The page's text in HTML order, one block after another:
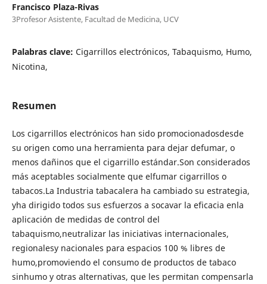
Francisco Plaza-Rivas
3Profesor Asistente, Facultad de Medicina, UCV
Palabras clave: Cigarrillos electrónicos, Tabaquismo, Humo,
Nicotina,
Resumen
Los cigarrillos electrónicos han sido promocionadosdesde
su origen como una herramienta para dejar defumar, o
menos dañinos que el cigarrillo estándar.Son considerados
más aceptables socialmente que elfumar cigarrillos o
tabacos.La Industria tabacalera ha cambiado su estrategia,
yha dirigido todos sus esfuerzos a socavar la eficacia enla
aplicación de medidas de control del
tabaquismo,neutralizar las iniciativas internacionales,
regionalesy nacionales para espacios 100 % libres de
humo,promoviendo el consumo de productos de tabaco
sinhumo y otras alternativas, que les permitan compensarla